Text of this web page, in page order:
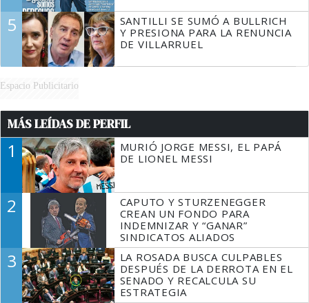
5
SANTILLI SE SUMÓ A BULLRICH
Y PRESIONA PARA LA RENUNCIA
DE VILLARRUEL
Espacio Publicitario
MÁS LEÍDAS DE PERFIL
1
MURIÓ JORGE MESSI, EL PAPÁ
DE LIONEL MESSI
2
CAPUTO Y STURZENEGGER
CREAN UN FONDO PARA
INDEMNIZAR Y “GANAR”
SINDICATOS ALIADOS
3
LA ROSADA BUSCA CULPABLES
DESPUÉS DE LA DERROTA EN EL
SENADO Y RECALCULA SU
ESTRATEGIA